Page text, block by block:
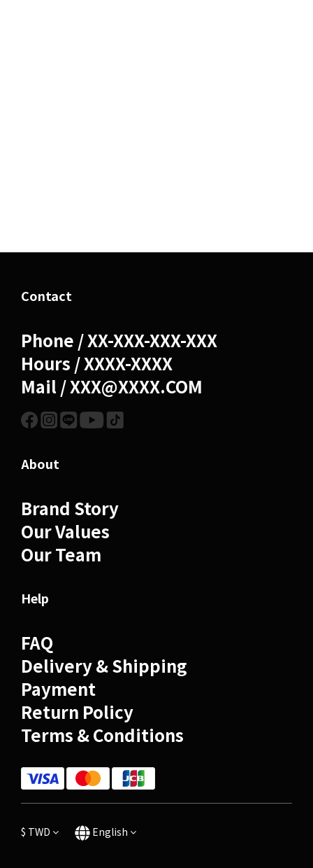
Contact
Phone / XX-XXX-XXX-XXX
Hours / XXXX-XXXX
Mail / XXX@XXXX.COM
About
Brand Story
Our Values
Our Team
Help
FAQ
Delivery & Shipping
Payment
Return Policy
Terms & Conditions
$ TWD English